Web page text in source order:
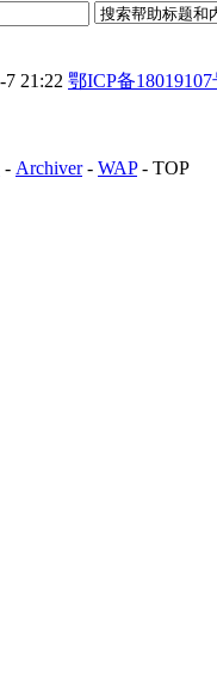
21:22 鄂ICP备18019107
- Archiver- WAP- TOP